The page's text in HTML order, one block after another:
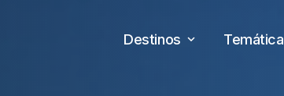
Destinos Temática